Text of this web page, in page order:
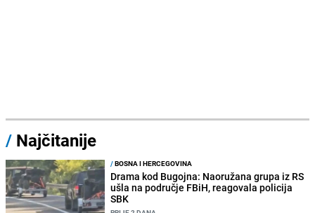
/ Najčitanije
/BOSNA I HERCEGOVINA
Drama kod Bugojna: Naoružana grupa iz RS
ušla na područje FBiH, reagovala policija
SBK